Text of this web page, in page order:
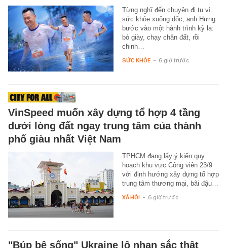
Từng nghĩ đến chuyện đi tu vì
sức khỏe xuống dốc, anh Hưng
bước vào một hành trình kỳ lạ:
bỏ giày, chạy chân đất, rồi
chinh…
SỨC KHỎE - 6 giờ trước
VinSpeed muốn xây dựng tổ hợp 4 tầng
dưới lòng đất ngay trung tâm của thành
phố giàu nhất Việt Nam
TPHCM đang lấy ý kiến quy
hoạch khu vực Công viên 23/9
với định hướng xây dựng tổ hợp
trung tâm thương mại, bãi đậu…
XÃ HỘI - 6 giờ trước
"Búp bê sống" Ukraine lộ nhan sắc thật